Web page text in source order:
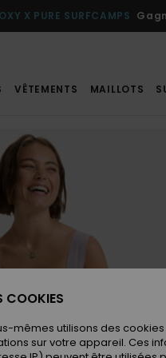
X PURE SURFCAMPS
VÊTEMENTS MAILLOTS
COOKIES
mêmes utilisons des
sur votre appareil. Ces